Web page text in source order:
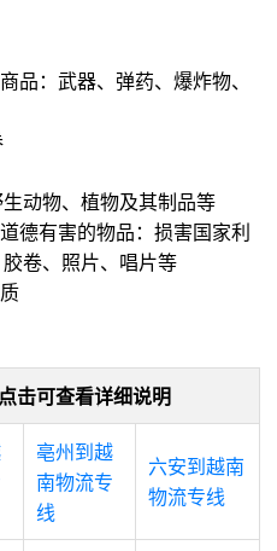
品：武器、弹药、爆炸物、
动物、植物及其制品等
德有害的物品：损害国家利
卷、照片、唱片等
击可查看详细说明
亳州到越
南物流专
线
六安到越南
物流专线